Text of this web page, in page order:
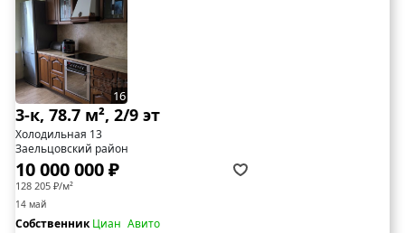
16
3-к, 78.7 м², 2/9 эт
Холодильная 13
Заельцовский район
10 000 000 ₽
128 205 ₽/м²
14 май
СобственникЦиан Авито